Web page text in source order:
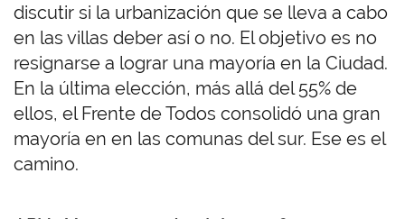
discutir si la urbanización que se lleva a cabo
en las villas deber así o no. El objetivo es no
resignarse a lograr una mayoría en la Ciudad.
En la última elección, más allá del 55% de
ellos, el Frente de Todos consolidó una gran
mayoría en en las comunas del sur. Ese es el
camino.